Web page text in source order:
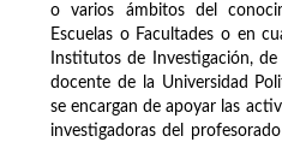
o varios ámbitos del
Escuelas o Facultades o en
Institutos de Investigación,
docente de la Universidad
se encargan de apoyar las
investigadoras del